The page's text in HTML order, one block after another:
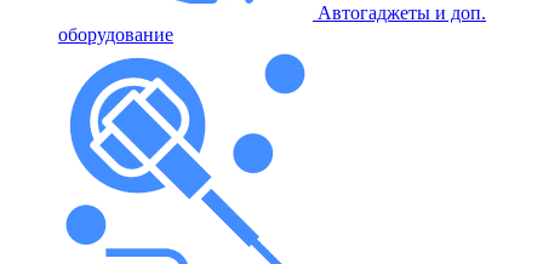
Автогаджеты и доп.
оборудование